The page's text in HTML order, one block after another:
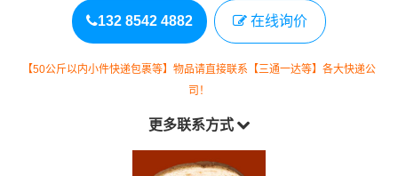
132 8542 4882 在线询价
【50公斤以内小件快递包裹等】物品请直接联系【三通一达等】各大快递公
司！
更多联系方式